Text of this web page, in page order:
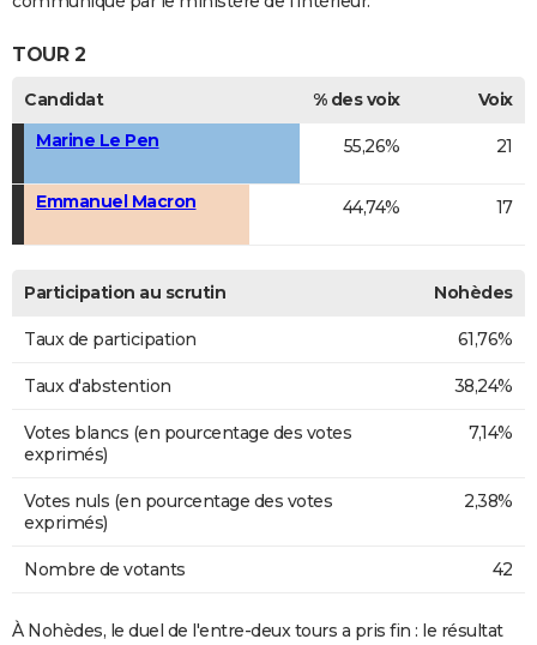
FORUM
Bricolage
Culture
Television
Voyage
TOUR 2
Candidat % des voix
Voix
Marine Le Pen
55,26% 21
Emmanuel Macron 44,74% 17
Participation au scrutin Nohèdes
Taux de participation 61,76%
Taux d'abstention 38,24%
Votes blancs (en pourcentage des votes
exprimés)
7,14%
Votes nuls (en pourcentage des votes
exprimés)
2,38%
Nombre de votants 42
À Nohèdes, le duel de l'entre-deux tours a pris fin : le résultat